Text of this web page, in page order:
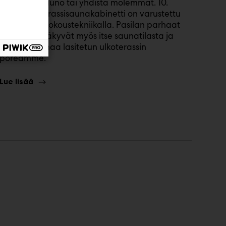
Kokousta, sauno tai yhdistä molemmat. 10.
kerroksen terassisaunakabinetti on varustettu
modernilla kokoustekniikalla. Pasilan parhaat
maisemat näkyvät myös itse saunatilasta ja
kaiken kruunaa lasitetun ulkoterassin
Lue lisää